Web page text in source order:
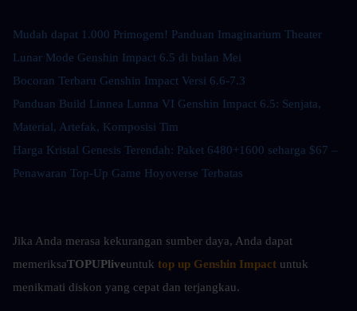
Mudah dapat 1.000 Primogem! Panduan Imaginarium Theater
Lunar Mode Genshin Impact 6.5 di bulan Mei
Bocoran Terbaru Genshin Impact Versi 6.6-7.3
Panduan Build Linnea Lunna VI Genshin Impact 6.5: Senjata,
Material, Artefak, Komposisi Tim
Harga Kristal Genesis Terendah: Paket 6480+1600 seharga $67 –
Penawaran Top-Up Game Hoyoverse Terbatas
Jika Anda merasa kekurangan sumber daya, Anda dapat
memeriksaTOPUPliveuntuk top up Genshin Impact untuk
menikmati diskon yang cepat dan terjangkau.